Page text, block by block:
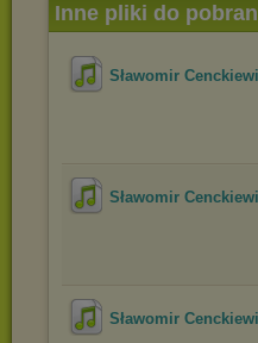
Inne pliki do
Sławomir
Sławomir
Sławomir